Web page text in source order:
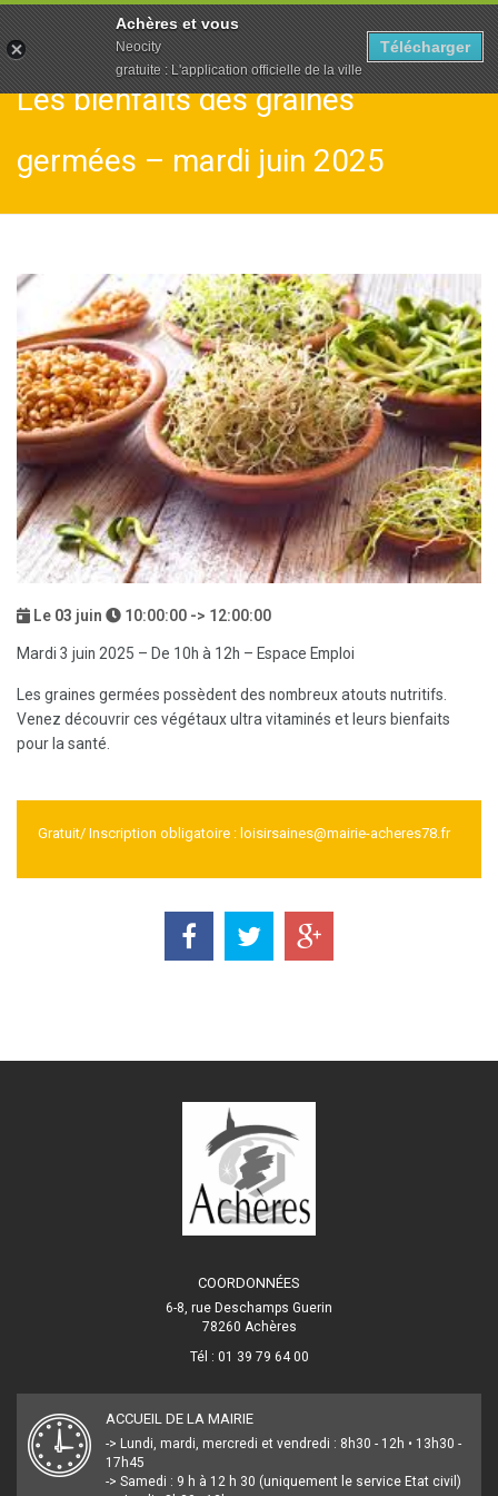
Les bienfaits des graines
germées – mardi juin 2025
Le 03 juin 10:00:00 -> 12:00:00
Mardi 3 juin 2025 – De 10h à 12h – Espace Emploi
Les graines germées possèdent des nombreux atouts nutritifs.
Venez découvrir ces végétaux ultra vitaminés et leurs bienfaits
pour la santé.
Gratuit/ Inscription obligatoire : loisirsaines@mairie-acheres78.fr
COORDONNÉES
6-8, rue Deschamps Guerin
78260 Achères
Tél : 01 39 79 64 00
ACCUEIL DE LA MAIRIE
-> Lundi, mardi, mercredi et vendredi : 8h30 - 12h • 13h30 -
17h45
-> Samedi : 9 h à 12 h 30 (uniquement le service Etat civil)
Achères et vous
Neocity
gratuite : L'application officielle de la ville
Télécharger